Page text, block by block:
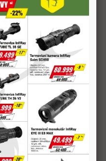
střelbu na kovové terče, ale
ze služebních brokovnic bez